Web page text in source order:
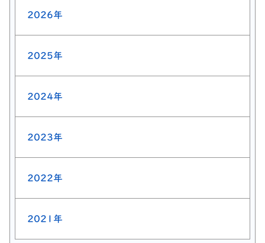
2026年
2025年
2024年
2023年
2022年
2021年